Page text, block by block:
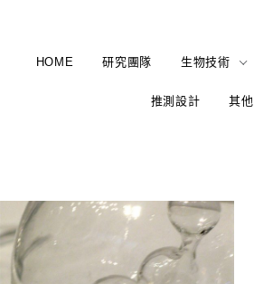
HOME 研究團隊 生物技術
推測設計 其他